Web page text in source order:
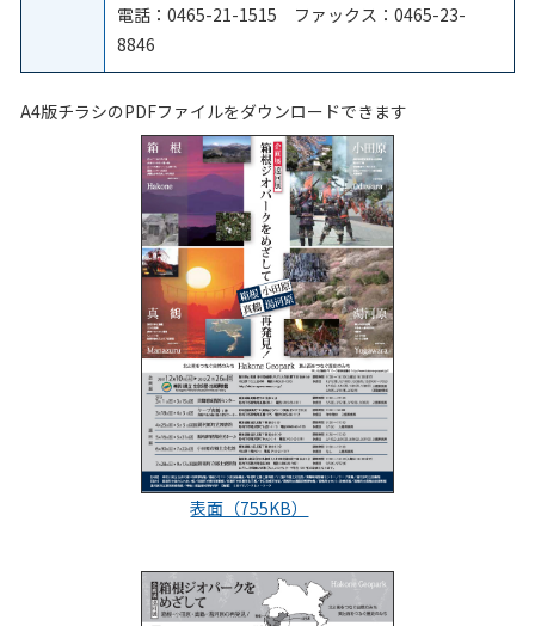
電話：0465-21-1515 ファックス：0465-23-
8846
A4版チラシのPDFファイルをダウンロードできます
表面（755KB）